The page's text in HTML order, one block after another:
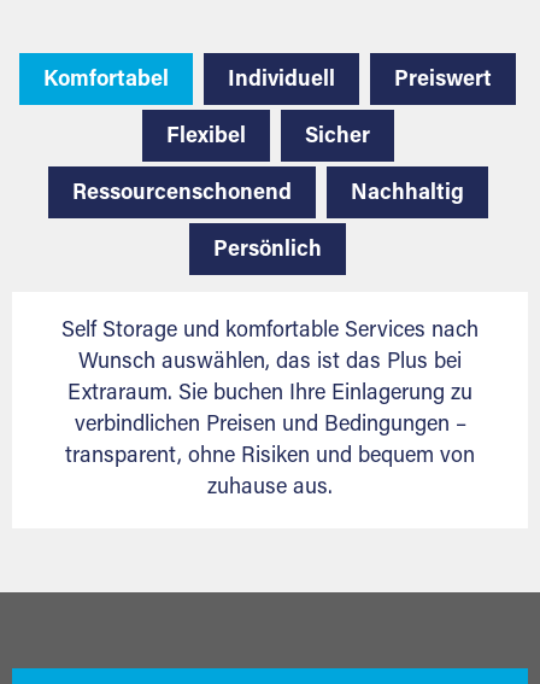
Komfortabel Individuell Preiswert
Flexibel Sicher
Ressourcenschonend Nachhaltig
Persönlich
Self Storage und komfortable Services nach
Wunsch auswählen, das ist das Plus bei
Extraraum. Sie buchen Ihre Einlagerung zu
verbindlichen Preisen und Bedingungen –
transparent, ohne Risiken und bequem von
zuhause aus.